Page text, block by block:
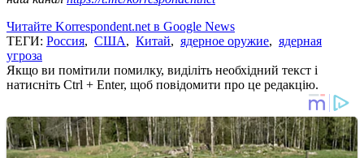
Читайте Korrespondent.net в Google News
ТЕГИ: Россия, США, Китай, ядерное оружие, ядерная
угроза
Якщо ви помітили помилку, виділіть необхідний текст і
натисніть Ctrl + Enter, щоб повідомити про це редакцію.